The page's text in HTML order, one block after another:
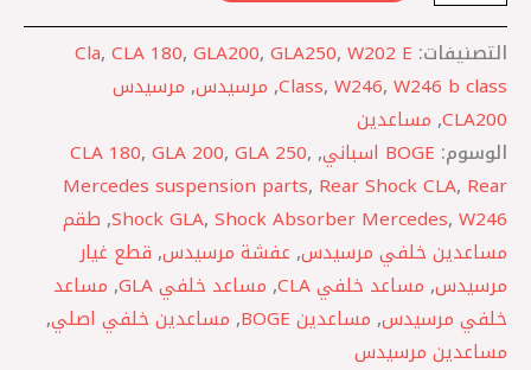
التصنيفات: Cla, CLA 180, GLA200, GLA250, W202 E
Class, W246, W246 b class
, مرسيدس, مرسيدس
CLA200
, مساعدين
الوسوم: BOGE اسباني ,
CLA 180, GLA 200, GLA 250,
Mercedes suspension parts, Rear Shock CLA, Rear
Shock GLA, Shock Absorber Mercedes, W246
, طقم
مساعدين خلفي مرسيدس, عفشة مرسيدس, قطع غيار
مرسيدس, مساعد خلفي CLA , مساعد خلفي GLA , مساعد
خلفي مرسيدس, مساعدين BOGE , مساعدين خلفي اصلي,
مساعدين مرسيدس